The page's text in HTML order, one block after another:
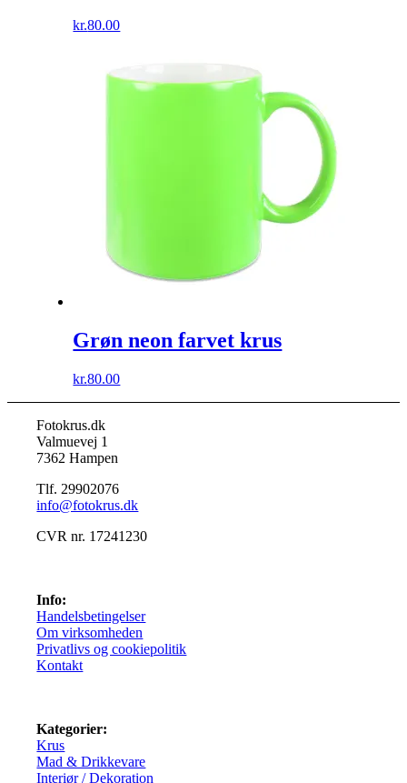
kr.80.00
Grøn neon farvet krus
kr.80.00
Fotokrus.dk
Valmuevej 1
7362 Hampen
Tlf. 29902076
info@fotokrus.dk
CVR nr. 17241230
Info:
Handelsbetingelser
Om virksomheden
Privatlivs og cookiepolitik
Kontakt
Kategorier:
Krus
Mad & Drikkevare
Interiør / Dekoration